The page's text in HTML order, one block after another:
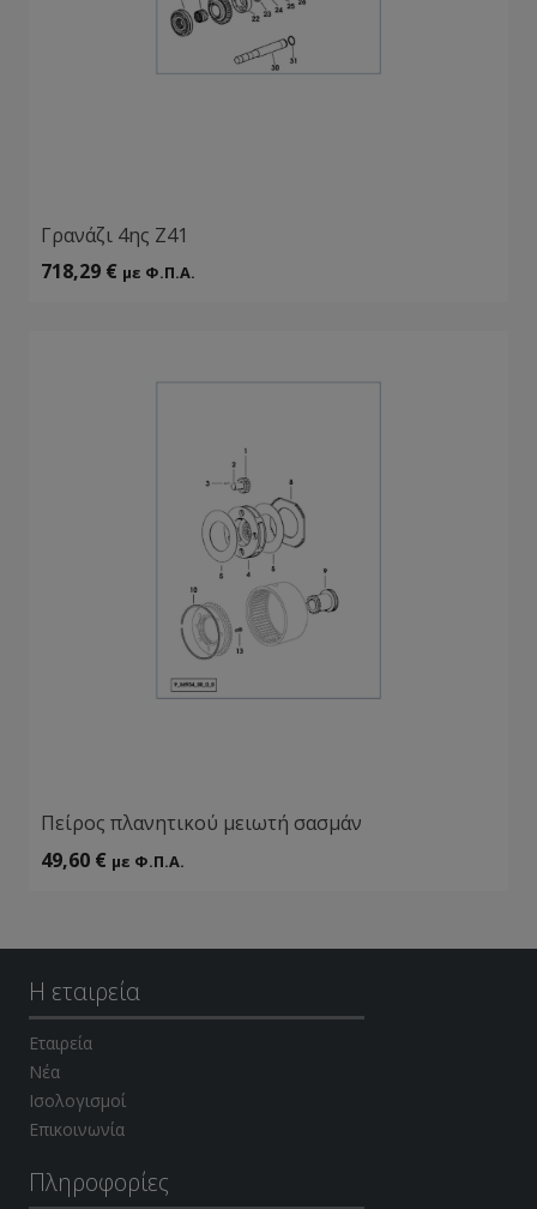
Γρανάζι 4ης Ζ41
718,29 € με Φ.Π.Α.
Πείρος πλανητικού μειωτή σασμάν
49,60 € με Φ.Π.Α.
Η εταιρεία
Εταιρεία
Νέα
Ισολογισμοί
Επικοινωνία
Πληροφορίες